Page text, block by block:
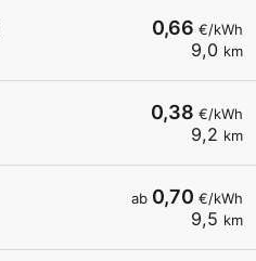
0,66 €/kWh
9,0 km
0,38 €/kWh
9,2 km
ab 0,70 €/kWh
9,5 km